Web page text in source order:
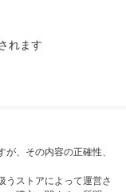
れます
、その内容の正確性、
うストアによって運営さ